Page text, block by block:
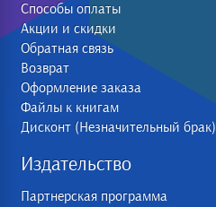
Способы оплаты
Акции и скидки
Обратная связь
Возврат
Оформление заказа
Файлы к книгам
Дисконт (Незначительный брак)
Издательство
Партнерская программа